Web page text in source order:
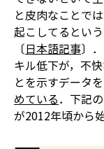
と皮肉なことで
起こしてるとい
〔日本語記事〕
キル低下が，不
とを示すデータ
めている．下記
が2012年頃から